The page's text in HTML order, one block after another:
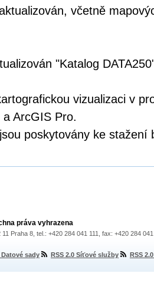
včetně
"Katalog
vizualizaci v
ArcGIS Pro.
poskytovány ke stažení
práva vyhrazena
Praha 8, tel.: +420 284 041 111, fax: +420 284
Datové sady RSS 2.0 Síťové služby RSS